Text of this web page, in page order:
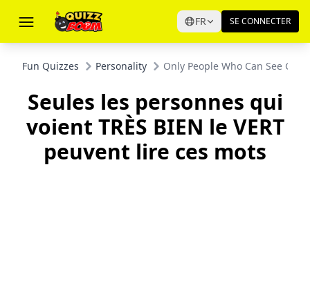
FR SE CONNECTER
Fun Quizzes Personality Only People Who Can See
Seules les personnes qui
voient TRÈS BIEN le VERT
peuvent lire ces mots